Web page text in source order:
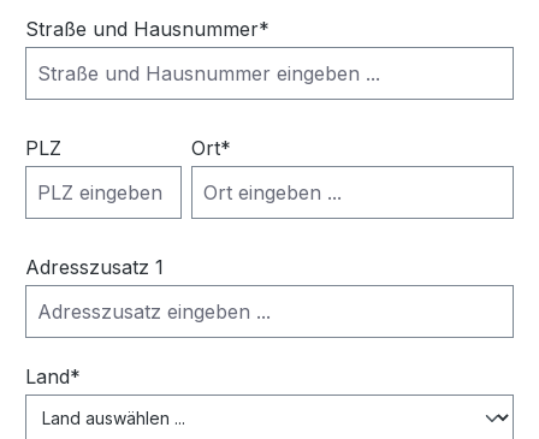
Straße und Hausnummer*
PLZ Ort*
Adresszusatz 1
Land*